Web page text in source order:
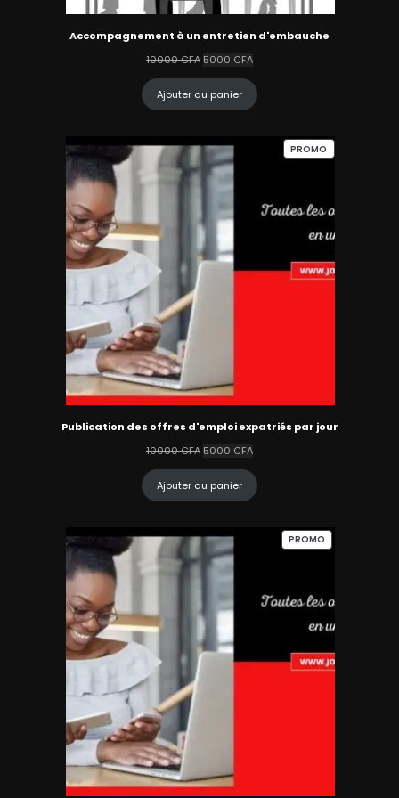
Accompagnement à un entretien d'embauche
10000CFA Le
initial
était :
5000 CFALe
actuel
est :
Ajouter au panier
PROMO
EN
Publication des offres d'emploi expatriés par jour
10000CFA Le
était :
5000 CFALe
actuel
est :
Ajouter au panier
PROMOPRODUIT
EN